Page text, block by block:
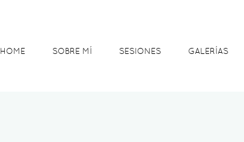
HOME SOBRE MÍ SESIONES GALERÍAS